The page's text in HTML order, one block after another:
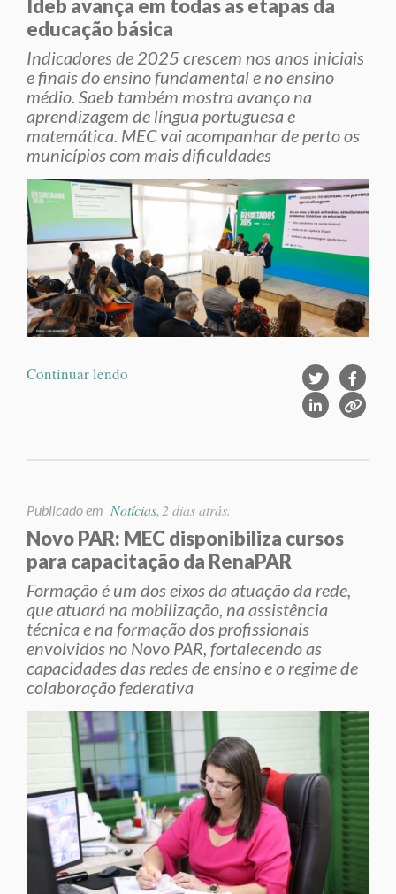
Ideb avança em todas as etapas da
educação básica
Indicadores de 2025 crescem nos anos iniciais
e finais do ensino fundamental e no ensino
médio. Saeb também mostra avanço na
aprendizagem de língua portuguesa e
matemática. MEC vai acompanhar de perto os
municípios com mais dificuldades
Continuar lendo
Publicado em Notícias 2 dias atrás.
Novo PAR: MEC disponibiliza cursos
para capacitação da RenaPAR
Formação é um dos eixos da atuação da rede,
que atuará na mobilização, na assistência
técnica e na formação dos profissionais
envolvidos no Novo PAR, fortalecendo as
capacidades das redes de ensino e o regime de
colaboração federativa